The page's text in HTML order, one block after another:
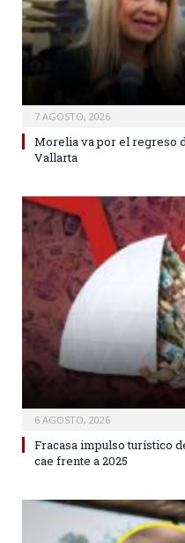
7 AGOSTO, 2026
Morelia va por el regreso
Vallarta
6 AGOSTO, 2026
Fracasa impulso turístico
cae frente a 2025